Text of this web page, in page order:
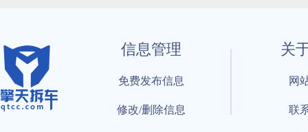
信息管理
免费发布信息
修改/删除信息
关
网
联